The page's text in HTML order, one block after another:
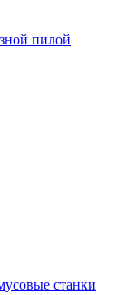
пилой
станки